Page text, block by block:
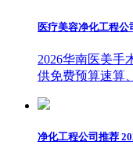
医疗美容净化工程
2026华南医美手
供免费预算速算
净化工程公司推荐